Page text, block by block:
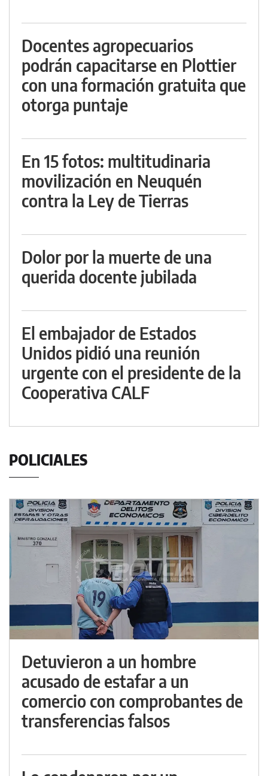
Docentes agropecuarios
podrán capacitarse en Plottier
con una formación gratuita que
otorga puntaje
En 15 fotos: multitudinaria
movilización en Neuquén
contra la Ley de Tierras
Dolor por la muerte de una
querida docente jubilada
El embajador de Estados
Unidos pidió una reunión
urgente con el presidente de la
Cooperativa CALF
POLICIALES
Detuvieron a un hombre
acusado de estafar a un
comercio con comprobantes de
transferencias falsos